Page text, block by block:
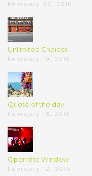
February 22, 2016
Unlimited Choices
February 19, 2016
Quote of the day
February 18, 2016
Open the Window
February 12, 2016